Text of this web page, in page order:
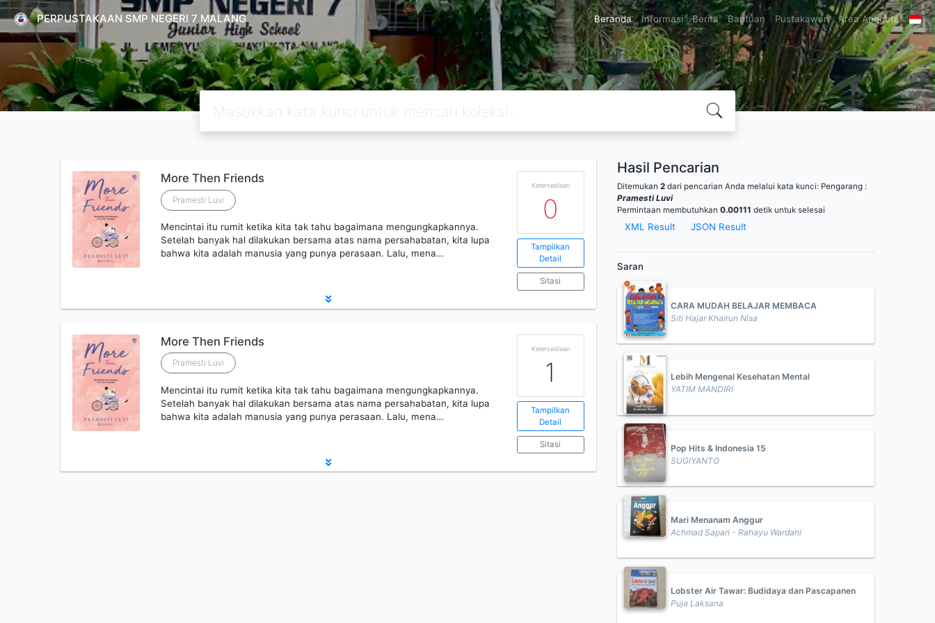
PERPUSTAKAAN SMP NEGERI 7 MALANG Beranda Informasi Berita Bantuan Pustakawan Area Anggota
More Then Friends
Pramesti Luvi
Mencintai itu rumit ketika kita tak tahu bagaimana mengungkapkannya.
Setelah banyak hal dilakukan bersama atas nama persahabatan, kita lupa
bahwa kita adalah manusia yang punya perasaan. Lalu, mena…
Ketersediaan
0
Tampilkan
Detail
Sitasi
More Then Friends
Pramesti Luvi
Mencintai itu rumit ketika kita tak tahu bagaimana mengungkapkannya.
Setelah banyak hal dilakukan bersama atas nama persahabatan, kita lupa
bahwa kita adalah manusia yang punya perasaan. Lalu, mena…
Ketersediaan
1
Tampilkan
Detail
Sitasi
Hasil Pencarian
Ditemukan 2 dari pencarian Anda melalui kata kunci: Pengarang :
Pramesti Luvi
Permintaan membutuhkan 0.00111 detik untuk selesai
XML Result JSON Result
Saran
CARA MUDAH BELAJAR MEMBACA
Siti Hajar Khairun Nisa
Lebih Mengenal Kesehatan Mental
YATIM MANDIRI
Pop Hits & Indonesia 15
SUGIYANTO
Mari Menanam Anggur
Achmad Sapari - Rahayu Wardani
Lobster Air Tawar: Budidaya dan Pascapanen
Puja Laksana